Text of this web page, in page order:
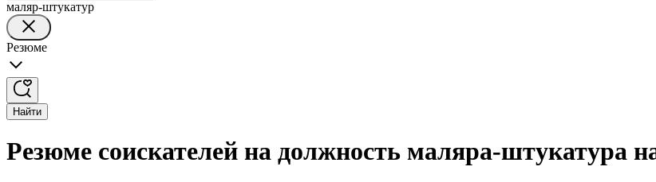
маляр-штукатур
Резюме
Найти
Резюме соискателей на должность маляра-штукатура